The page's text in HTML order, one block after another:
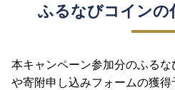
ふるなびコインの
本キャンペーン参加分のふる
や寄附申し込みフォームの獲得